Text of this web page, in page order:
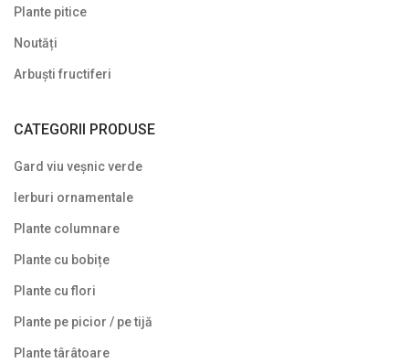
Plante pitice
Noutăți
Arbuști fructiferi
CATEGORII PRODUSE
Gard viu veșnic verde
Ierburi ornamentale
Plante columnare
Plante cu bobițe
Plante cu flori
Plante pe picior / pe tijă
Plante târâtoare